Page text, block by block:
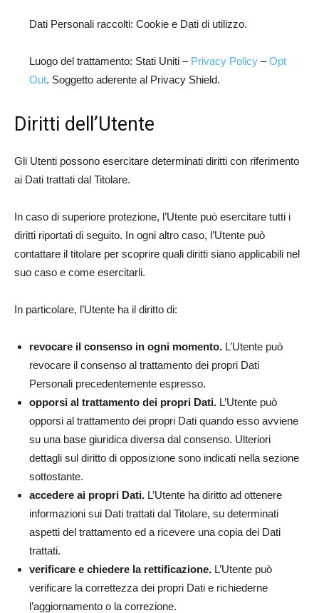
Dati Personali raccolti: Cookie e Dati di utilizzo.
Luogo del trattamento: Stati Uniti – Privacy Policy –Opt
Out. Soggetto aderente al Privacy Shield.
Diritti dell’Utente
Gli Utenti possono esercitare determinati diritti con riferimento
ai Dati trattati dal Titolare.
In caso di superiore protezione, l’Utente può esercitare tutti i
diritti riportati di seguito. In ogni altro caso, l’Utente può
contattare il titolare per scoprire quali diritti siano applicabili nel
suo caso e come esercitarli.
In particolare, l’Utente ha il diritto di:
revocare il consenso in ogni momento. L’Utente può
revocare il consenso al trattamento dei propri Dati
Personali precedentemente espresso.
opporsi al trattamento dei propri Dati. L’Utente può
opporsi al trattamento dei propri Dati quando esso avviene
su una base giuridica diversa dal consenso. Ulteriori
dettagli sul diritto di opposizione sono indicati nella sezione
sottostante.
accedere ai propri Dati. L’Utente ha diritto ad ottenere
informazioni sui Dati trattati dal Titolare, su determinati
aspetti del trattamento ed a ricevere una copia dei Dati
trattati.
verificare e chiedere la rettificazione. L’Utente può
verificare la correttezza dei propri Dati e richiederne
l’aggiornamento o la correzione.